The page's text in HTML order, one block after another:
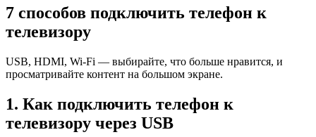
7 способов подключить телефон к
телевизору
USB, HDMI, Wi-Fi — выбирайте, что больше нравится, и
просматривайте контент на большом экране.
1. Как подключить телефон к
телевизору через USB